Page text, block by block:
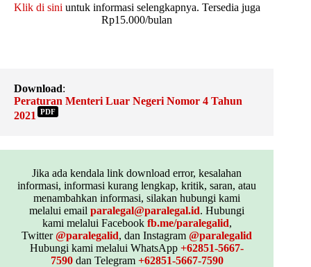
Klik di sini untuk informasi selengkapnya. Tersedia juga
Rp15.000/bulan
Download:
Peraturan Menteri Luar Negeri Nomor 4 Tahun
2021
PDF
Jika ada kendala link download error, kesalahan
informasi, informasi kurang lengkap, kritik, saran, atau
menambahkan informasi, silakan hubungi kami
melalui emailparalegal@paralegal.id. Hubungi
kami melalui Facebook fb.me/paralegalid,
Twitter@paralegalid, dan Instagram@paralegalid
Hubungi kami melalui WhatsApp+62851-5667-
7590dan Telegram +62851-5667-7590